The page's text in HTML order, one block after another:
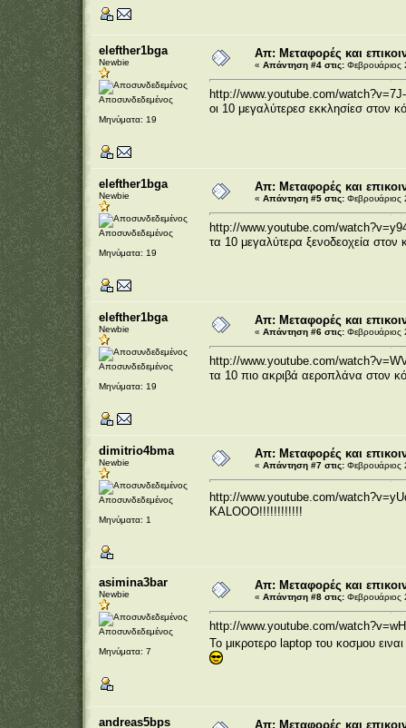
elefther1bga
Newbie
Αποσυνδεδεμένος
Μηνύματα: 19
Απ: Μεταφορές και
« Απάντηση #4 στις:Φεβρουάριος
http://www.youtube.com/
οι 10 μεγαλύτερεσ εκκλησίεσ στον
elefther1bga
Newbie
Αποσυνδεδεμένος
Μηνύματα: 19
Απ: Μεταφορές και
« Απάντηση #5 στις:Φεβρουάριος
http://www.youtube.com/
τα 10 μεγαλύτερα ξενοδεοχεία στον
elefther1bga
Newbie
Αποσυνδεδεμένος
Μηνύματα: 19
Απ: Μεταφορές και
« Απάντηση #6 στις:Φεβρουάριος
http://www.youtube.com/
τα 10 πιο ακριβά αεροπλάνα στον
dimitrio4bma
Newbie
Αποσυνδεδεμένος
Μηνύματα: 1
Απ: Μεταφορές και
« Απάντηση #7 στις:Φεβρουάριος
http://www.youtube.com/
asimina3bar
Newbie
Αποσυνδεδεμένος
Μηνύματα: 7
Απ: Μεταφορές και
« Απάντηση #8 στις:Φεβρουάριος
http://www.youtube.com/
To μικροτερο laptop του κοσμου
andreas5bps Απ: Μεταφορές και